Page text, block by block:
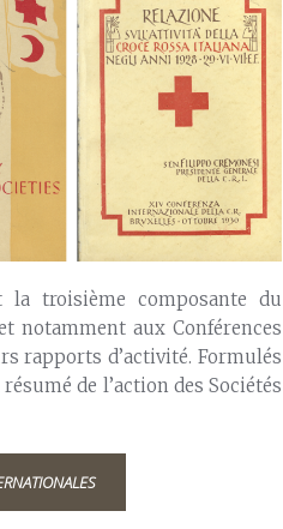
la troisième composante du
notamment aux Conférences
rapports d’activité. Formulés
de l’action des Sociétés